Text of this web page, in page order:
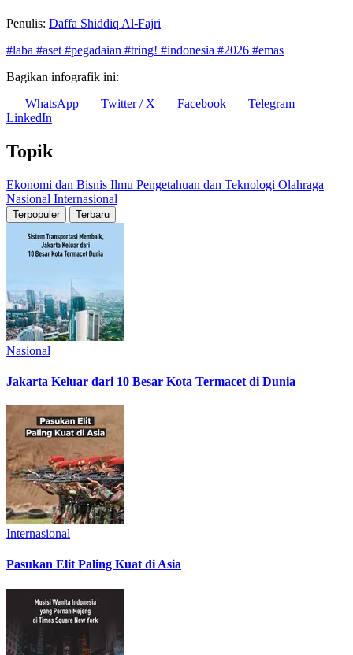
Penulis: Daffa Shiddiq Al-Fajri
#laba #aset #pegadaian #tring! #indonesia #2026 #emas
Bagikan infografik ini:
WhatsApp
Twitter / X Facebook
Telegram
LinkedIn
Topik
Ekonomi dan Bisnis Ilmu Pengetahuan dan Teknologi Olahraga
Nasional Internasional
Terpopuler Terbaru
Nasional
Jakarta Keluar dari 10 Besar Kota Termacet di Dunia
Internasional
Pasukan Elit Paling Kuat di Asia